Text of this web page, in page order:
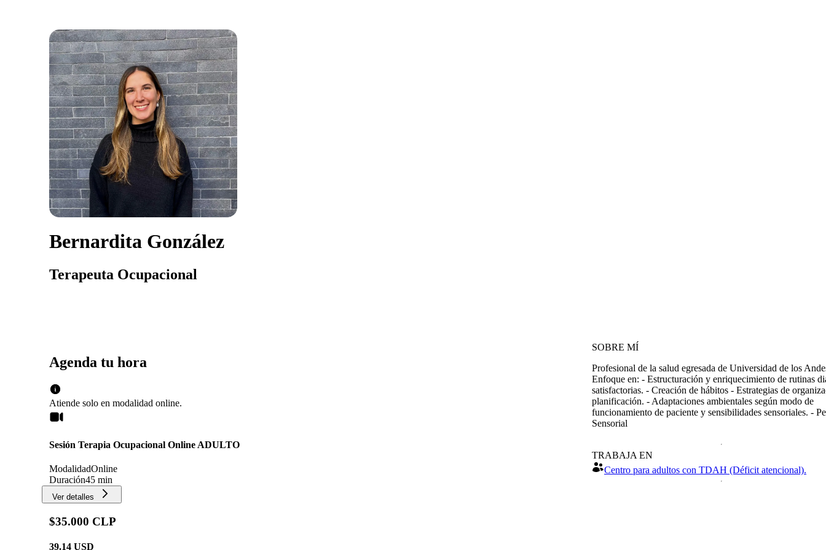
Bernardita González
Terapeuta Ocupacional
Agenda tu hora
Atiende solo en modalidad online.
Sesión Terapia Ocupacional Online ADULTO
ModalidadOnline
Duración45 min
Ver detalles
$35.000 CLP
39.14 USD
SOBRE MÍ
Profesional de la salud egresada de Universidad de los
Enfoque en: - Estructuración y enriquecimiento de rutinas
satisfactorias. - Creación de hábitos - Estrategias de
planificación. - Adaptaciones ambientales según modo de
funcionamiento de paciente y sensibilidades sensoriales. -
Sensorial
TRABAJA EN
Centro para adultos con TDAH (Déficit atencional).